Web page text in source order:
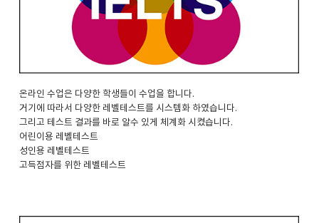
온라인 수업은 다양한 학생들이 수업을 합니다.
거기에 따라서 다양한 레벨테스트를 시스템화 하였습니다.
그리고 테스트 결과를 바로 알수 있게 체계화 시켰습니다.
어린이용 레벨테스트
성인용 레벨테스트
고득점자를 위한 레벨테스트